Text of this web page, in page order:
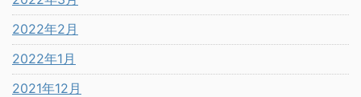
2022年2月
2022年1月
2021年12月